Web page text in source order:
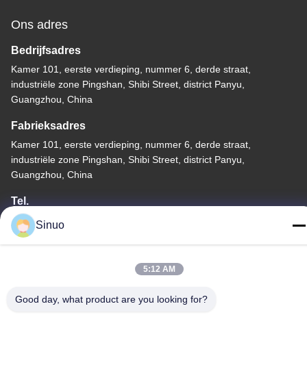
Ons adres
Bedrijfsadres
Kamer 101, eerste verdieping, nummer 6, derde straat,
industriële zone Pingshan, Shibi Street, district Panyu,
Guangzhou, China
Fabrieksadres
Kamer 101, eerste verdieping, nummer 6, derde straat,
industriële zone Pingshan, Shibi Street, district Panyu,
Guangzhou, China
Tel.
+86--13527656435
China Goede kwaliteit Elektrisch voertuig het Testen Materiaal
Sinuo
5:12 AM
Good day, what product are you looking for?